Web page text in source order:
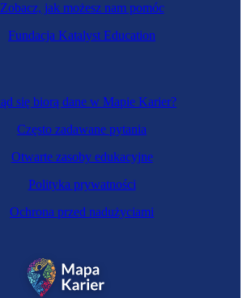
się biorą dane w Mapie Karier?
Często zadawane pytania
Otwarte zasoby edukacyjne
Polityka prywatności
Ochrona przed nadużyciami
Zobacz, jak możesz nam pomóc
Fundacja Katalyst Education